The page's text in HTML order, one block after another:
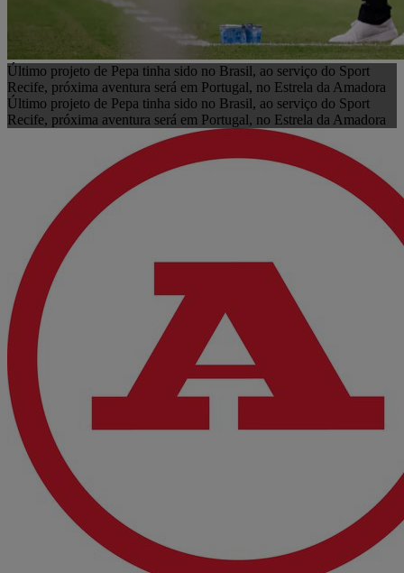
Último projeto de Pepa tinha sido no Brasil, ao serviço do Sport
Recife, próxima aventura será em Portugal, no Estrela da Amadora
Último projeto de Pepa tinha sido no Brasil, ao serviço do Sport
Recife, próxima aventura será em Portugal, no Estrela da Amadora